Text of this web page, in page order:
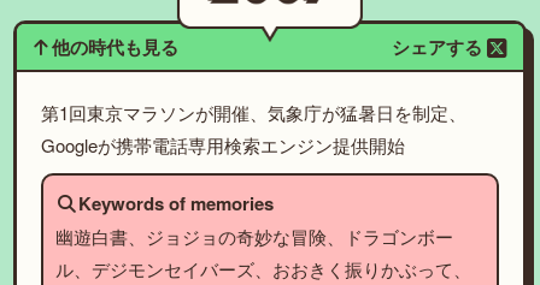
他の時代も見る シェアする
第1回東京マラソンが開催、気象庁が猛暑日を制定、
Googleが携帯電話専用検索エンジン提供開始
Keywords of memories
幽遊白書、ジョジョの奇妙な冒険、ドラゴンボー
ル、デジモンセイバーズ、おおきく振りかぶって、